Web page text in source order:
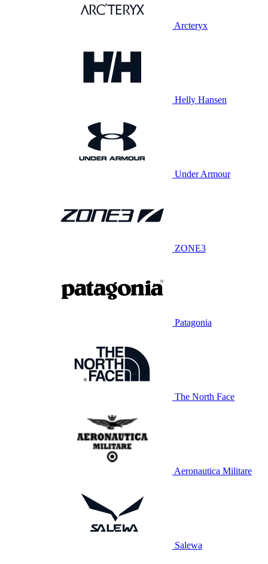
Arcteryx
Helly Hansen
Under Armour
ZONE3
Patagonia
The North Face
Aeronautica Militare
Salewa